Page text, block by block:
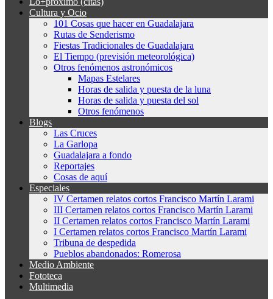
Cultura y Ocio
101 Cosas que hacer en Guadalajara
Rutas de Senderismo
Fiestas Tradicionales de Guadalajara
El Tiempo (previsión meteorológica)
Otros fenómenos astronómicos
Mapas Estelares
Horas de salida y puesta de la luna
Horas de salida y puesta del sol
Otros fenómenos
Blogs
Las Cruces
La Garlopa
Guadalajara a fondo
Reportajes
Cosas de aquí
Especiales
IV Certamen relatos cortos Francisco Martín Larami
III Certamen relatos cortos Francisco Martín Larami
II Certamen relatos cortos Francisco Martín Larami
I Certamen relatos cortos Francisco Martín Larami
Tribuna de despedida
Pueblos abandonados: Romerosa
Medio Ambiente
Fototeca
Multimedia